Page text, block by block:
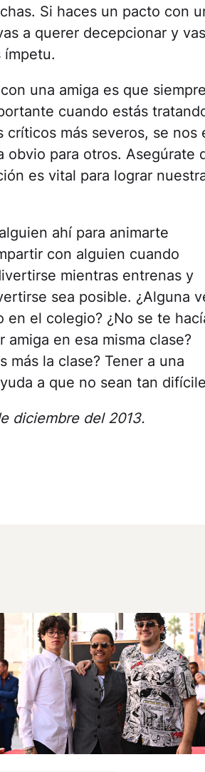
Si haces un pacto con
a querer decepcionar y
ímpetu.
una amiga es que siempre
cuando estás
críticos más severos, se nos
para otros. Asegúrate
es vital para lograr
ahí para animarte
con alguien cuando
mientras entrenas y
sea posible. ¿Alguna
el colegio? ¿No se te
en esa misma clase?
más la clase? Tener a una
a que no sean tan
diciembre del 2013.